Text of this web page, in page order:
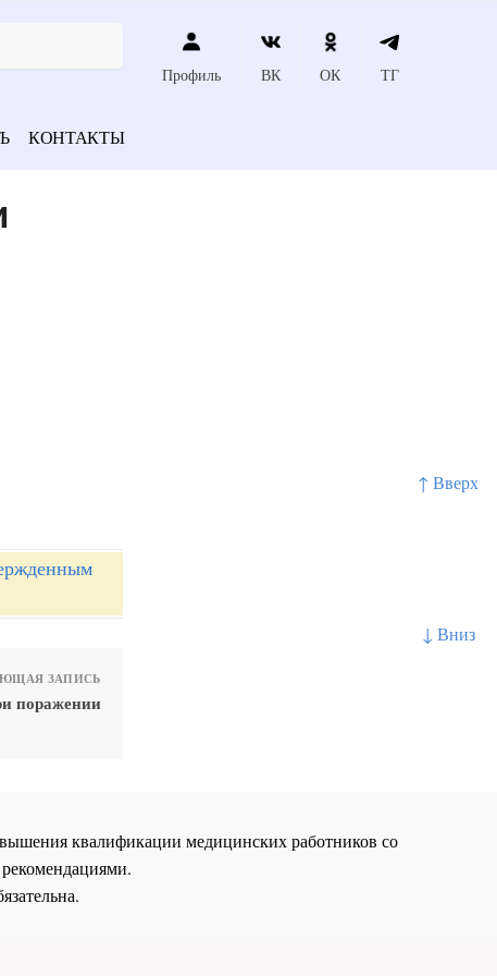
↑ Вверх
↓ Вниз
Профиль ВК ОК ТГ
КОНТАКТЫ
ЗАПИСЬ
поражении
квалификации медицинских работников со